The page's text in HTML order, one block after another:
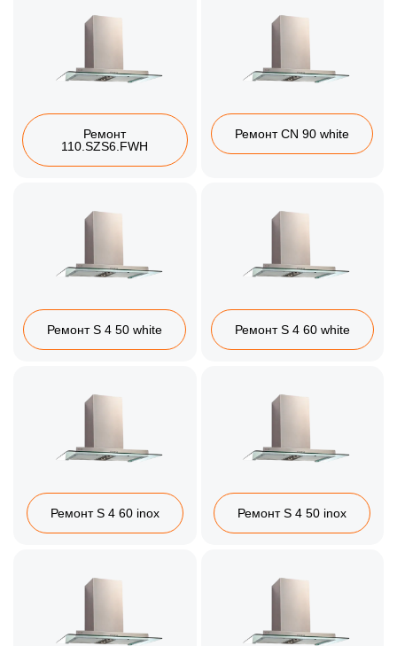
Ремонт
110.SZS6.FWH
Ремонт CN 90 white
Ремонт S 4 50 white Ремонт S 4 60 white
Ремонт S 4 60 inox Ремонт S 4 50 inox